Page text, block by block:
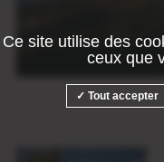
Ce site utilise des
ceux que
Tout accepter